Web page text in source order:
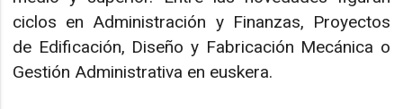
ciclos en Administración y Finanzas, Proyectos
de Edificación, Diseño y Fabricación Mecánica o
Gestión Administrativa en euskera.